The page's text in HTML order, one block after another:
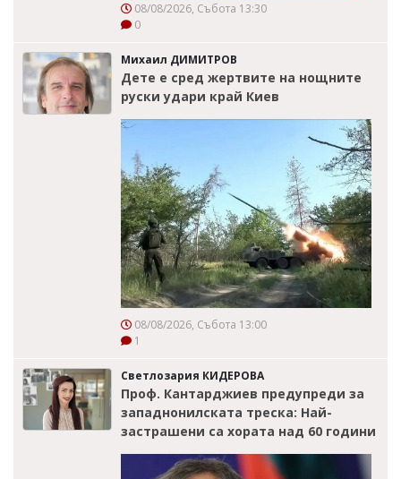
08/08/2026, Събота 13:30
0
Михаил ДИМИТРОВ
Дете е сред жертвите на нощните
руски удари край Киев
08/08/2026, Събота 13:00
1
Светлозария КИДЕРОВА
Проф. Кантарджиев предупреди за
западнонилската треска: Най-
застрашени са хората над 60 години